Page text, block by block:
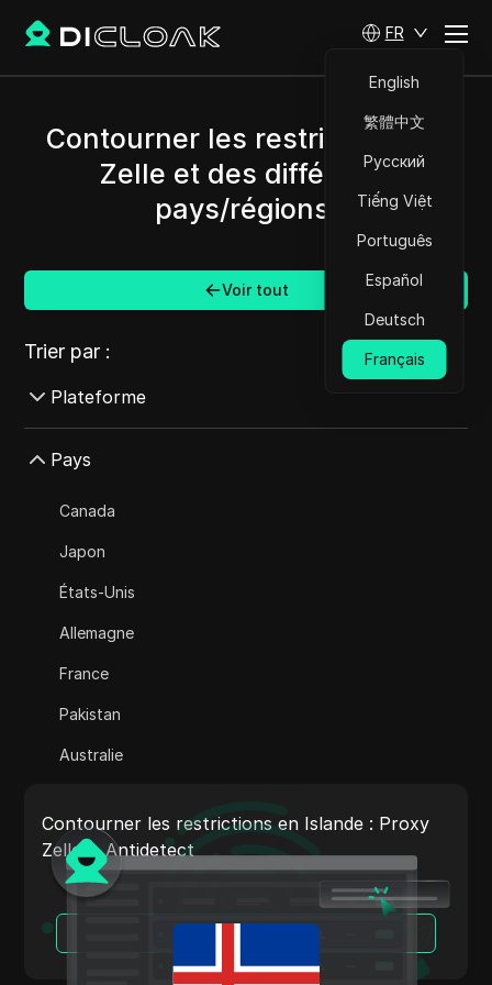
FR
English
繁體中文
Русский
Tiếng Việt
Português
Español
Deutsch
Français
Contourner les restrictions de
Zelle et des différents
pays/régions.
Voir tout
Trier par :
Plateforme
Apple Pay
ASOS
BestBuy
Pays
Canada
Japon
États-Unis
Allemagne
France
Pakistan
Australie
Italie
Pays-Bas
Vietnam
Portugal
Contourner les restrictions en Islande : Proxy
Zelle + Antidetect